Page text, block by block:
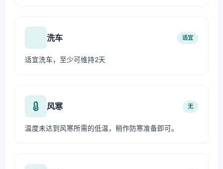
洗车 适宜
适宜洗车，至少可维持2天
风寒 无
温度未达到风寒所需的低温，稍作防寒准备即可。